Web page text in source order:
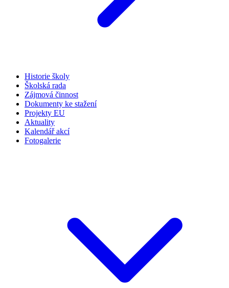
Historie školy
Školská rada
Zájmová činnost
Dokumenty ke stažení
Projekty EU
Aktuality
Kalendář akcí
Fotogalerie